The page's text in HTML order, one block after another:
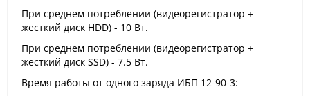
При среднем потреблении (видеорегистратор +
жесткий диск HDD) - 10 Вт.
При среднем потреблении (видеорегистратор +
жесткий диск SSD) - 7.5 Вт.
Время работы от одного заряда ИБП 12-90-3: